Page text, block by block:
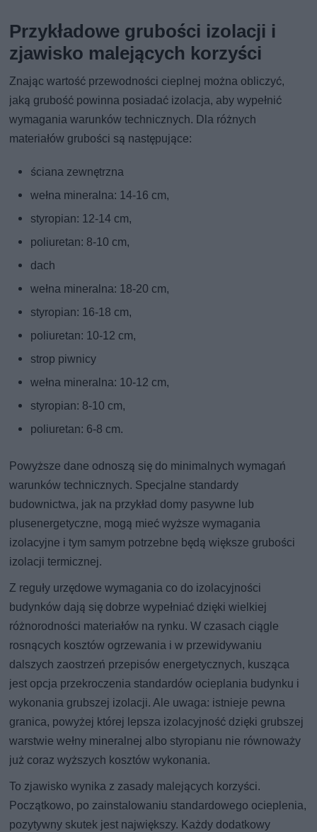
Przykładowe grubości izolacji i
zjawisko malejących korzyści
Znając wartość przewodności cieplnej można obliczyć,
jaką grubość powinna posiadać izolacja, aby wypełnić
wymagania warunków technicznych. Dla różnych
materiałów grubości są następujące:
ściana zewnętrzna
wełna mineralna: 14-16 cm,
styropian: 12-14 cm,
poliuretan: 8-10 cm,
dach
wełna mineralna: 18-20 cm,
styropian: 16-18 cm,
poliuretan: 10-12 cm,
strop piwnicy
wełna mineralna: 10-12 cm,
styropian: 8-10 cm,
poliuretan: 6-8 cm.
Powyższe dane odnoszą się do minimalnych wymagań
warunków technicznych. Specjalne standardy
budownictwa, jak na przykład domy pasywne lub
plusenergetyczne, mogą mieć wyższe wymagania
izolacyjne i tym samym potrzebne będą większe grubości
izolacji termicznej.
Z reguły urzędowe wymagania co do izolacyjności
budynków dają się dobrze wypełniać dzięki wielkiej
różnorodności materiałów na rynku. W czasach ciągle
rosnących kosztów ogrzewania i w przewidywaniu
dalszych zaostrzeń przepisów energetycznych, kusząca
jest opcja przekroczenia standardów ocieplania budynku i
wykonania grubszej izolacji. Ale uwaga: istnieje pewna
granica, powyżej której lepsza izolacyjność dzięki grubszej
warstwie wełny mineralnej albo styropianu nie równoważy
już coraz wyższych kosztów wykonania.
To zjawisko wynika z zasady malejących korzyści.
Początkowo, po zainstalowaniu standardowego ocieplenia,
pozytywny skutek jest największy. Każdy dodatkowy